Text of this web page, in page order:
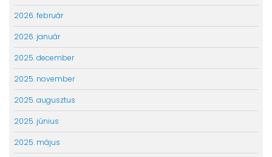
2026. február
2026. január
2025. december
2025. november
2025. augusztus
2025. június
2025. május